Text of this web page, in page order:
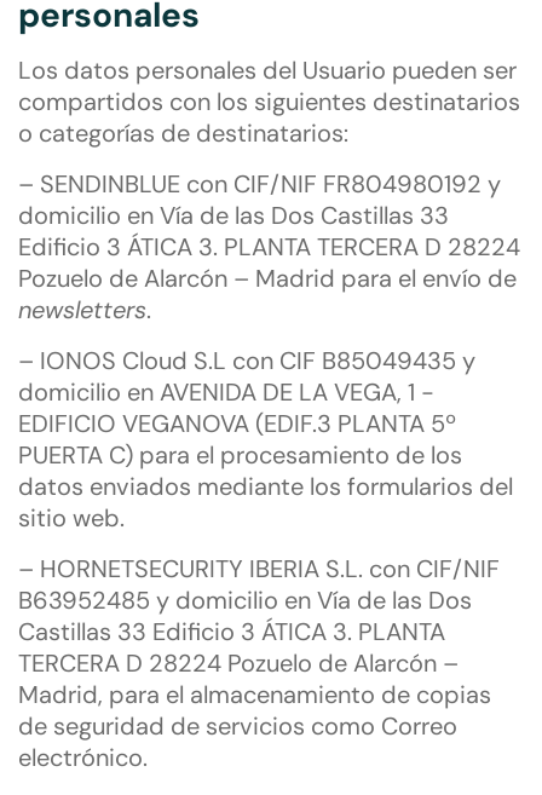
personales
Los datos personales del Usuario pueden ser
compartidos con los siguientes destinatarios
o categorías de destinatarios:
– SENDINBLUE con CIF/NIF FR804980192 y
domicilio en Vía de las Dos Castillas 33
Edificio 3 ÁTICA 3. PLANTA TERCERA D 28224
Pozuelo de Alarcón – Madrid para el envío de
newsletters.
– IONOS Cloud S.L con CIF B85049435 y
domicilio en AVENIDA DE LA VEGA, 1 -
EDIFICIO VEGANOVA (EDIF.3 PLANTA 5º
PUERTA C) para el procesamiento de los
datos enviados mediante los formularios del
sitio web.
– HORNETSECURITY IBERIA S.L. con CIF/NIF
B63952485 y domicilio en Vía de las Dos
Castillas 33 Edificio 3 ÁTICA 3. PLANTA
TERCERA D 28224 Pozuelo de Alarcón –
Madrid, para el almacenamiento de copias
de seguridad de servicios como Correo
electrónico.